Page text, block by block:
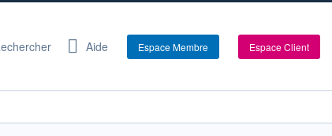
Aide Espace Membre Espace Client